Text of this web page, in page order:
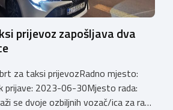
prijevoz zapošljava dva
za taksi prijevozRadno mjesto:
prijave: 2023-06-30Mjesto rada:
se dvoje ozbiljnih vozač/ica za rad